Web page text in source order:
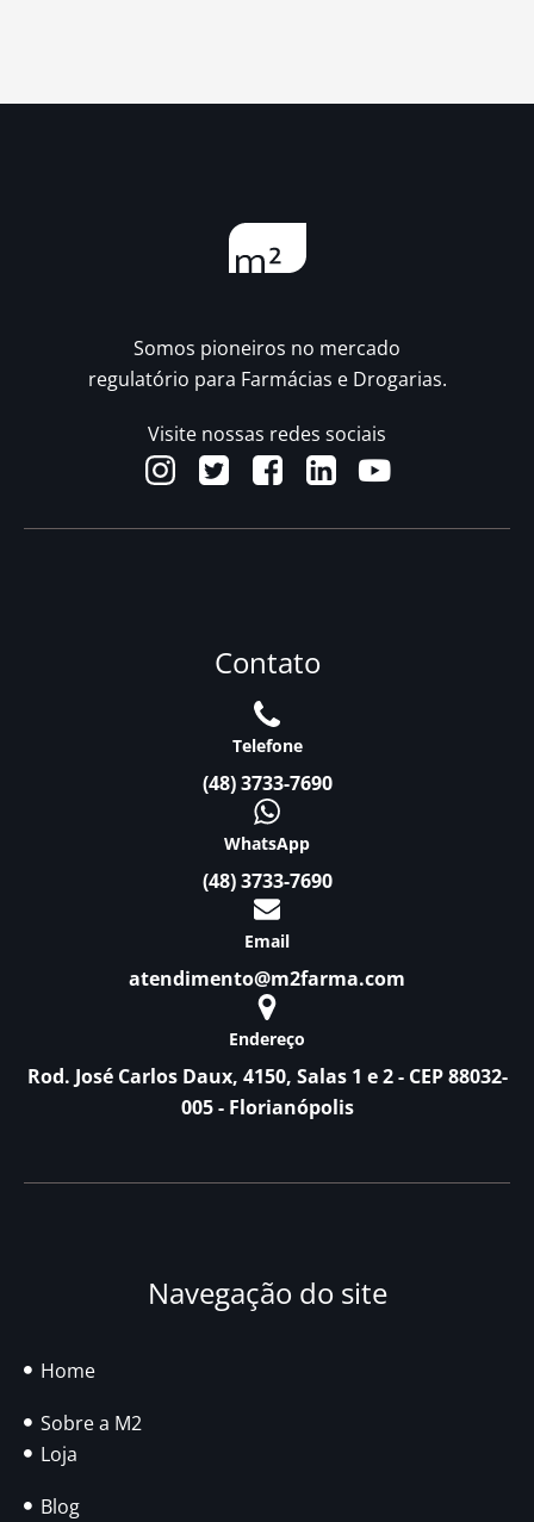
Somos pioneiros no mercado
regulatório para Farmácias e Drogarias.
Visite nossas redes sociais
Contato
Telefone
(48) 3733-7690
WhatsApp
(48) 3733-7690
Email
atendimento@m2farma.com
Endereço
Rod. José Carlos Daux, 4150, Salas 1 e 2 - CEP 88032-
005 - Florianópolis
Navegação do site
Home
Sobre a M2
Loja
Blog